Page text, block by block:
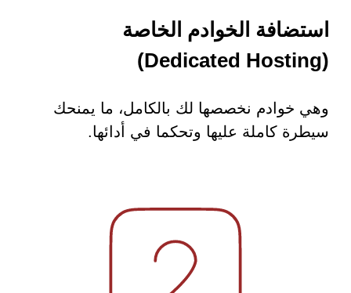
استضافة الخوادم الخاصة
(Dedicated Hosting)
وهي خوادم نخصصها لك بالكامل، ما يمنحك
سيطرة كاملة عليها وتحكما في أدائها.